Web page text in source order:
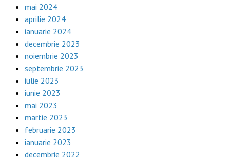
mai 2024
aprilie 2024
ianuarie 2024
decembrie 2023
noiembrie 2023
septembrie 2023
iulie 2023
iunie 2023
mai 2023
martie 2023
februarie 2023
ianuarie 2023
decembrie 2022